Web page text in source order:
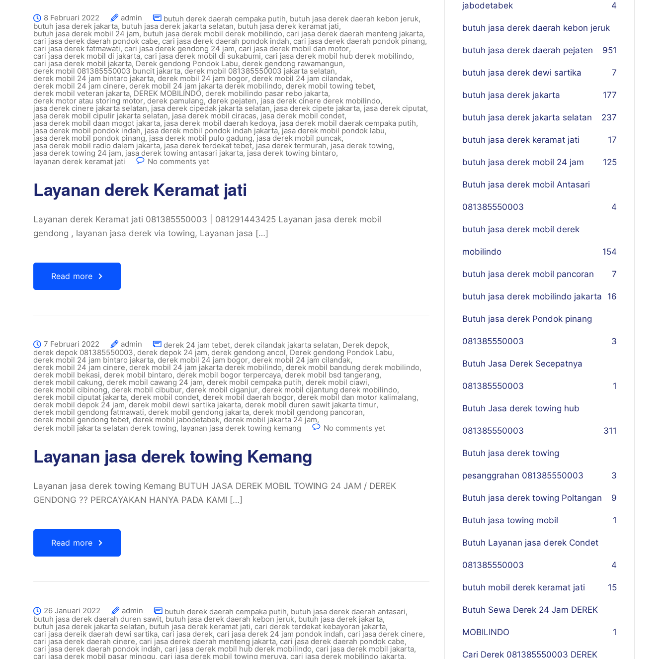
8 Februari 2022 admin butuh derek daerah cempaka putih, butuh jasa derek daerah kebon jeruk,
butuh jasa derek jakarta, butuh jasa derek jakarta selatan, butuh jasa derek keramat jati,
butuh jasa derek mobil 24 jam, butuh jasa derek mobil derek mobilindo, cari jasa derek daerah menteng jakarta,
cari jasa derek daerah pondok cabe, cari jasa derek daerah pondok indah, cari jasa derek daerah pondok pinang,
cari jasa derek fatmawati, cari jasa derek gendong 24 jam, cari jasa derek mobil dan motor,
cari jasa derek mobil di jakarta, cari jasa derek mobil di sukabumi, cari jasa derek mobil hub derek mobilindo,
cari jasa derek mobil jakarta, Derek gendong Pondok Labu, derek gendong rawamangun,
derek mobil 081385550003 buncit jakarta, derek mobil 081385550003 jakarta selatan,
derek mobil 24 jam bintaro jakarta,derek mobil 24 jam bogor, derek mobil 24 jam cilandak,
derek mobil 24 jam cinere, derek mobil 24 jam jakarta derek mobilindo, derek mobil towing tebet,
derek mobil veteran jakarta, DEREK MOBILINDO, derek mobilindo pasar rebo jakarta,
derek motor atau storing motor, derek pamulang, derek pejaten, jasa derek cinere derek mobilindo,
jasa derek cinere jakarta selatan, jasa derek cipedak jakarta selatan, jasa derek cipete jakarta, jasa derek ciputat,
jasa derek mobil cipulir jakarta selatan, jasa derek mobil ciracas, jasa derek mobil condet,
jasa derek mobil daan mogot jakarta, jasa derek mobil daerah kedoya, jasa derek mobil daerak cempaka putih,
jasa derek mobil pondok indah, jasa derek mobil pondok indah jakarta, jasa derek mobil pondok labu,
jasa derek mobil pondok pinang, jasa derek mobil pulo gadung, jasa derek mobil puncak,
jasa derek mobil radio dalem jakarta, jasa derek terdekat tebet, jasa derek termurah, jasa derek towing,
jasa derek towing 24 jam, jasa derek towing antasari jakarta, jasa derek towing bintaro,
layanan derek keramat jati
No comments yet
Layanan derek Keramat jati
Layanan derek Keramat jati 081385550003 | 081291443425 Layanan jasa derek mobil
gendong , layanan jasa derek via towing, Layanan jasa […]
Read more
7 Februari 2022 admin derek 24 jam tebet, derek cilandak jakarta selatan, Derek depok,
derek depok 081385550003, derek depok 24 jam, derek gendong ancol, Derek gendong Pondok Labu,
derek mobil 24 jam bintaro jakarta, derek mobil 24 jam bogor, derek mobil 24 jam cilandak,
derek mobil 24 jam cinere, derek mobil 24 jam jakarta derek mobilindo, derek mobil bandung derek mobilindo,
derek mobil bekasi, derek mobil bintaro, derek mobil bogor terpercaya, derek mobil bsd tangerang,
derek mobil cakung, derek mobil cawang 24 jam, derek mobil cempaka putih, derek mobil ciawi,
derek mobil cibinong, derek mobil cibubur, derek mobil ciganjur, derek mobil cijantung derek mobilindo,
derek mobil ciputat jakarta, derek mobil condet, derek mobil daerah bogor, derek mobil dan motor kalimalang,
derek mobil depok 24 jam,derek mobil dewi sartika jakarta, derek mobil duren sawit jakarta timur,
derek mobil gendong fatmawati, derek mobil gendong jakarta, derek mobil gendong pancoran,
derek mobil gendong tebet, derek mobil jabodetabek,derek mobil jakarta 24 jam,
derek mobil jakarta selatan derek towing, layanan jasa derek towing kemang No comments yet
Layanan jasa derek towing Kemang
Layanan jasa derek towing Kemang BUTUH JASA DEREK MOBIL TOWING 24 JAM / DEREK
GENDONG ?? PERCAYAKAN HANYA PADA KAMI […]
Read more
26 Januari 2022 admin butuh derek daerah cempaka putih, butuh jasa derek daerah antasari,
butuh jasa derek daerah duren sawit, butuh jasa derek daerah kebon jeruk, butuh jasa derek jakarta,
butuh jasa derek jakarta selatan, butuh jasa derek keramat jati, cari derek terdekat kebayoran jakarta,
cari jasa dereik daerah dewi sartika, cari jasa derek, cari jasa derek 24 jam pondok indah, cari jasa derek cinere,
cari jasa derek daerah cinere, cari jasa derek daerah menteng jakarta, cari jasa derek daerah pondok cabe,
cari jasa derek daerah pondok indah, cari jasa derek mobil hub derek mobilindo, cari jasa derek mobil jakarta,
cari jasa derek mobil pasar minggu, cari jasa derek mobil towing meruya, cari jasa derek mobilindo jakarta,
jabodetabek 4
butuh jasa derek daerah kebon jeruk
51
butuh jasa derek daerah pejaten 9
butuh jasa derek dewi sartika 7
butuh jasa derek jakarta 177
butuh jasa derek jakarta selatan 237
butuh jasa derek keramat jati 17
butuh jasa derek mobil 24 jam 125
Butuh jasa derek mobil Antasari
081385550003 4
butuh jasa derek mobil derek
mobilindo 154
butuh jasa derek mobil pancoran 7
butuh jasa derek mobilindo jakarta 16
Butuh jasa derek Pondok pinang
081385550003 3
Butuh Jasa Derek Secepatnya
081385550003 1
Butuh Jasa derek towing hub
081385550003 311
Butuh jasa derek towing
pesanggrahan 081385550003 3
Butuh jasa derek towing Poltangan 9
Butuh jasa towing mobil 1
Butuh Layanan jasa derek Condet
081385550003 4
butuh mobil derek keramat jati 15
Butuh Sewa Derek 24 Jam DEREK
MOBILINDO 1
Cari Derek 081385550003 DEREK